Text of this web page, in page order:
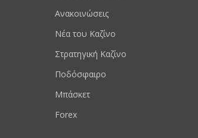
Ανακοινώσεις
Νέα του Καζίνο
Στρατηγική Καζίνο
Ποδόσφαιρο
Μπάσκετ
Forex